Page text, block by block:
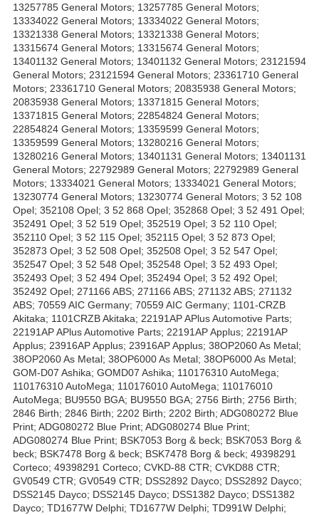
13257785 General Motors; 13257785 General Motors;
13334022 General Motors; 13334022 General Motors;
13321338 General Motors; 13321338 General Motors;
13315674 General Motors; 13315674 General Motors;
13401132 General Motors; 13401132 General Motors; 23121594
General Motors; 23121594 General Motors; 23361710 General
Motors; 23361710 General Motors; 20835938 General Motors;
20835938 General Motors; 13371815 General Motors;
13371815 General Motors; 22854824 General Motors;
22854824 General Motors; 13359599 General Motors;
13359599 General Motors; 13280216 General Motors;
13280216 General Motors; 13401131 General Motors; 13401131
General Motors; 22792989 General Motors; 22792989 General
Motors; 13334021 General Motors; 13334021 General Motors;
13230774 General Motors; 13230774 General Motors; 3 52 108
Opel; 352108 Opel; 3 52 868 Opel; 352868 Opel; 3 52 491 Opel;
352491 Opel; 3 52 519 Opel; 352519 Opel; 3 52 110 Opel;
352110 Opel; 3 52 115 Opel; 352115 Opel; 3 52 873 Opel;
352873 Opel; 3 52 508 Opel; 352508 Opel; 3 52 547 Opel;
352547 Opel; 3 52 548 Opel; 352548 Opel; 3 52 493 Opel;
352493 Opel; 3 52 494 Opel; 352494 Opel; 3 52 492 Opel;
352492 Opel; 271166 ABS; 271166 ABS; 271132 ABS; 271132
ABS; 70559 AIC Germany; 70559 AIC Germany; 1101-CRZB
Akitaka; 1101CRZB Akitaka; 22191AP APlus Automotive Parts;
22191AP APlus Automotive Parts; 22191AP Applus; 22191AP
Applus; 23916AP Applus; 23916AP Applus; 38OP2060 As Metal;
38OP2060 As Metal; 38OP6000 As Metal; 38OP6000 As Metal;
GOM-D07 Ashika; GOMD07 Ashika; 110176310 AutoMega;
110176310 AutoMega; 110176010 AutoMega; 110176010
AutoMega; BU9550 BGA; BU9550 BGA; 2756 Birth; 2756 Birth;
2846 Birth; 2846 Birth; 2202 Birth; 2202 Birth; ADG080272 Blue
Print; ADG080272 Blue Print; ADG080274 Blue Print;
ADG080274 Blue Print; BSK7053 Borg & beck; BSK7053 Borg &
beck; BSK7478 Borg & beck; BSK7478 Borg & beck; 49398291
Corteco; 49398291 Corteco; CVKD-88 CTR; CVKD88 CTR;
GV0549 CTR; GV0549 CTR; DSS2892 Dayco; DSS2892 Dayco;
DSS2145 Dayco; DSS2145 Dayco; DSS1382 Dayco; DSS1382
Dayco; TD1677W Delphi; TD1677W Delphi; TD991W Delphi;